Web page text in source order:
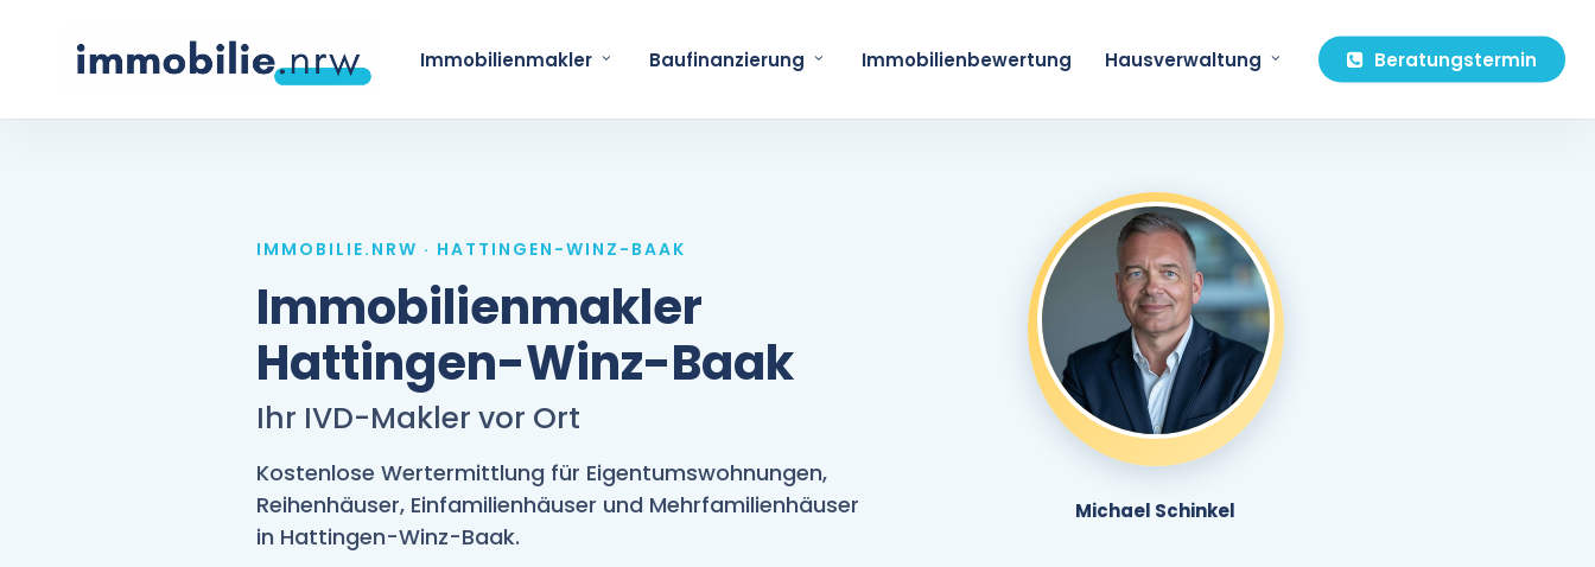
Immobilienmakler Baufinanzierung Immobilienbewertung Hausverwaltung Beratungstermin
IMMOBILIE.NRW · HATTINGEN-WINZ-BAAK
Immobilienmakler
Hattingen-Winz-Baak
Ihr IVD-Makler vor Ort
Kostenlose Wertermittlung für Eigentumswohnungen,
Reihenhäuser, Einfamilienhäuser und Mehrfamilienhäuser
in Hattingen-Winz-Baak.
Michael Schinkel